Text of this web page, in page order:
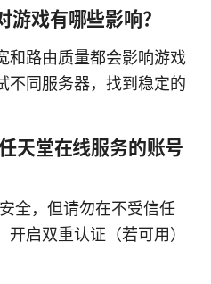
戏有哪些影响？
和路由质量都会影响游戏
不同服务器，找到稳定的
天堂在线服务的账号
全，但请勿在不受信任
启双重认证（若可用）